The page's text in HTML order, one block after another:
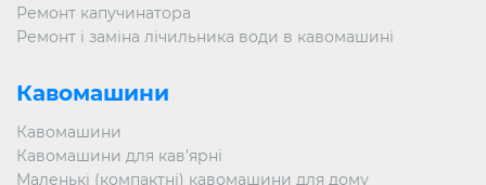
Ремонт капучинатора
Ремонт і заміна лічильника води в кавомашині
Кавомашини
Кавомашини
Кавомашини для кав’ярні
Маленькі (компактні) кавомашини для дому